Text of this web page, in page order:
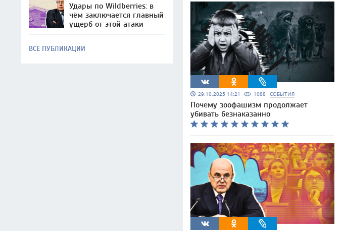
Удары по Wildberries: в
чём заключается главный
ущерб от этой атаки
ВСЕ ПУБЛИКАЦИИ
29.10.2025 14:21 1088 СОБЫТИЯ
Почему зоофашизм продолжает
убивать безнаказанно